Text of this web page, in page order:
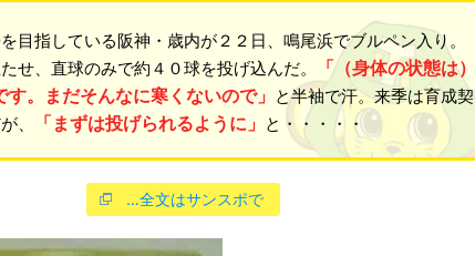
目指している阪神・歳内が２２日、鳴尾浜でブルペン入り。
せ、直球のみで約４０球を投げ込んだ。
「（身体の状態は）
す。まだそんなに寒くないので」 と半袖で汗。来季は育成契
、
「まずは投げられるように」 と・・・・・
…全文はサンスポで